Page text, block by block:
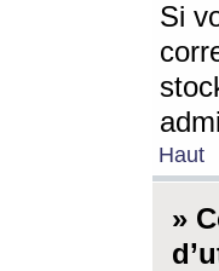
Si
Haut
»